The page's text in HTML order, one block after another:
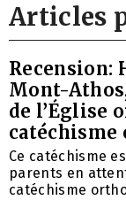
Articles
Recension:
Mont-
de l’Église
catéchisme
Ce catéchisme
parents en
catéchisme